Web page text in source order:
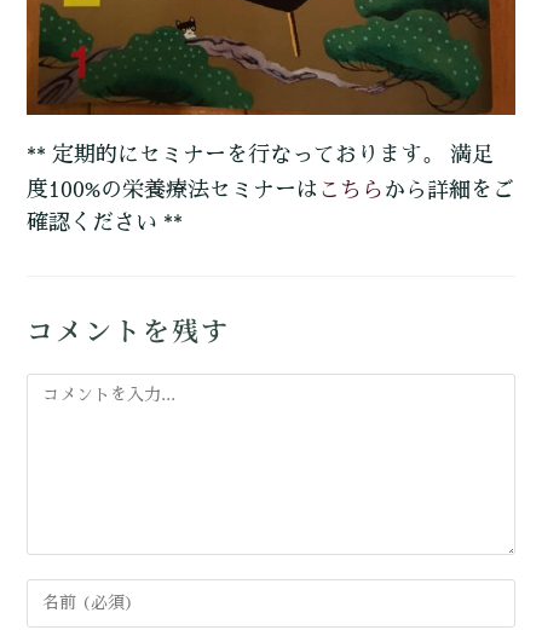
** 定期的にセミナーを行なっております。 満足
度100%の栄養療法セミナーは こちら から詳細をご
確認ください **
コメントを残す